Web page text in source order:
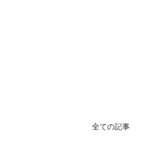
全ての記事